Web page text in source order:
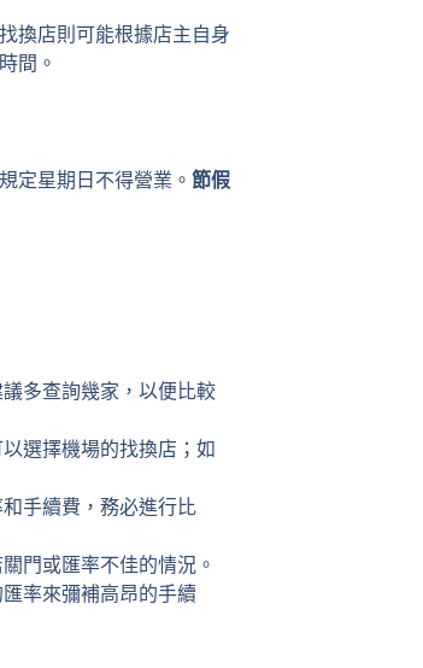
換店則可能根據店主自身
間。
定星期日不得營業。 節假
多查詢幾家，以便比較
選擇機場的找換店；如
手續費，務必進行比
門或匯率不佳的情況。
率來彌補高昂的手續